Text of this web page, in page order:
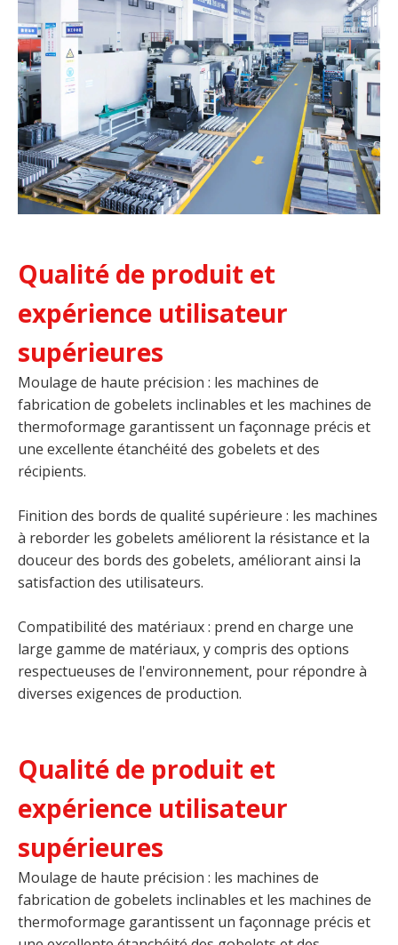
Qualité de produit et
expérience utilisateur
supérieures
Moulage de haute précision : les machines de
fabrication de gobelets inclinables et les machines de
thermoformage garantissent un façonnage précis et
une excellente étanchéité des gobelets et des
récipients.
Finition des bords de qualité supérieure : les machines
à reborder les gobelets améliorent la résistance et la
douceur des bords des gobelets, améliorant ainsi la
satisfaction des utilisateurs.
Compatibilité des matériaux : prend en charge une
large gamme de matériaux, y compris des options
respectueuses de l'environnement, pour répondre à
diverses exigences de production.
Qualité de produit et
expérience utilisateur
supérieures
Moulage de haute précision : les machines de
fabrication de gobelets inclinables et les machines de
thermoformage garantissent un façonnage précis et